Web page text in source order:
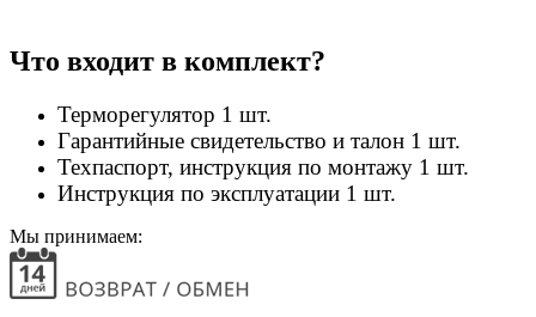
Что входит в комплект?
Терморегулятор 1 шт.
Гарантийные свидетельство и талон 1 шт.
Техпаспорт, инструкция по монтажу 1 шт.
Инструкция по эксплуатации 1 шт.
Мы принимаем: